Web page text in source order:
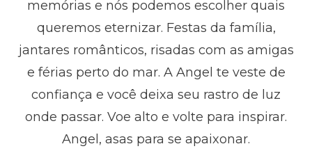
memórias e nós podemos escolher quais
queremos eternizar. Festas da família,
jantares românticos, risadas com as amigas
e férias perto do mar. A Angel te veste de
confiança e você deixa seu rastro de luz
onde passar. Voe alto e volte para inspirar.
Angel, asas para se apaixonar.